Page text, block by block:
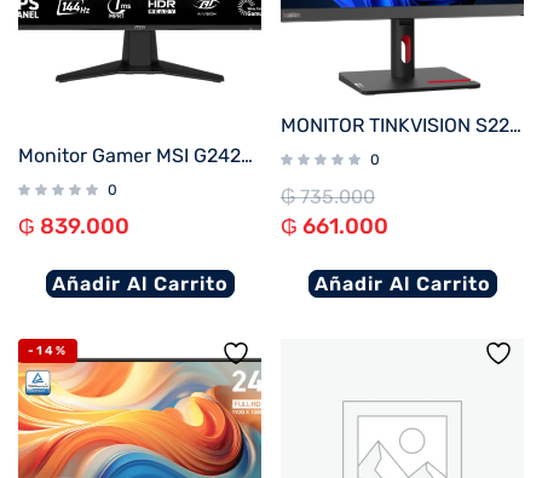
Monitor Gamer MSI G242L-E14 23.8″ IPS FHD 144Hz 1ms FreeSync
0
₲ 839.000
Añadir Al Carrito
MONITOR TINKVISION S22i-30
0
₲735.000
₲ 661.000
Añadir Al Carrito
-14%